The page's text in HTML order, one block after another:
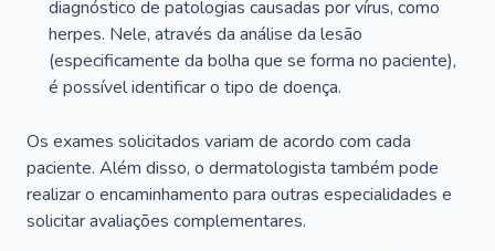
diagnóstico de patologias causadas por vírus, como
herpes. Nele, através da análise da lesão
(especificamente da bolha que se forma no paciente),
é possível identificar o tipo de doença.
Os exames solicitados variam de acordo com cada
paciente. Além disso, o dermatologista também pode
realizar o encaminhamento para outras especialidades e
solicitar avaliações complementares.